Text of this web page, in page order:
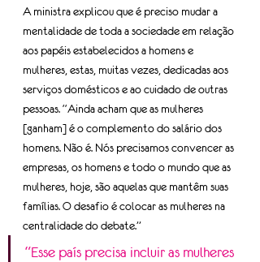
A ministra explicou que é preciso mudar a
mentalidade de toda a sociedade em relação
aos papéis estabelecidos a homens e
mulheres, estas, muitas vezes, dedicadas aos
serviços domésticos e ao cuidado de outras
pessoas. “Ainda acham que as mulheres
[ganham] é o complemento do salário dos
homens. Não é. Nós precisamos convencer as
empresas, os homens e todo o mundo que as
mulheres, hoje, são aquelas que mantêm suas
famílias. O desafio é colocar as mulheres na
centralidade do debate.”
“Esse país precisa incluir as mulheres